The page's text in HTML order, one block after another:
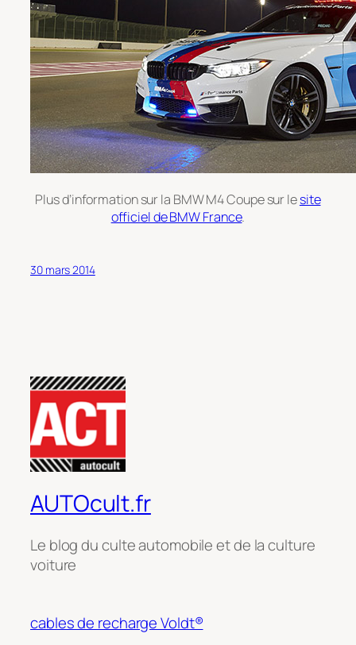
Plus d’information sur la BMW M4 Coupe sur lesite
officiel de BMW France.
30 mars 2014
AUTOcult.fr
Le blog du culte automobile et de la culture
voiture
cables de recharge Voldt®